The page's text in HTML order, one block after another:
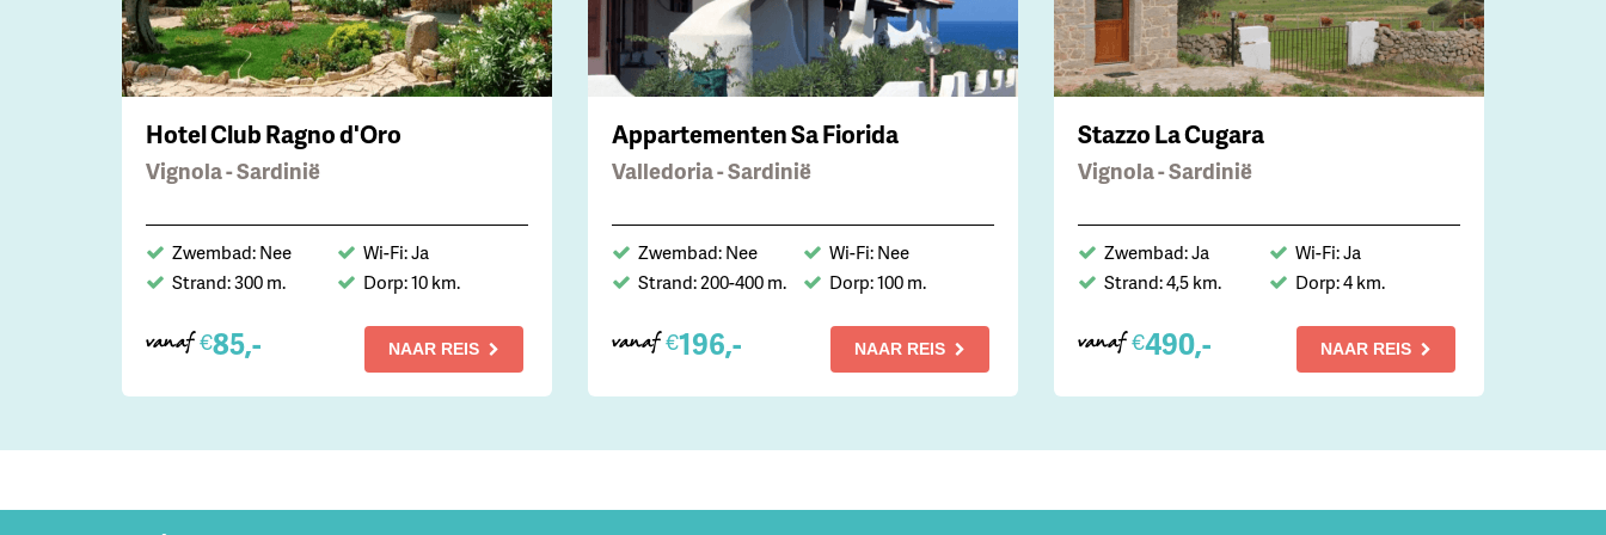
Hotel Club Ragno d'Oro
Vignola - Sardinië
Zwembad: Nee
Wi-Fi: Ja
Strand: 300 m.
Dorp: 10 km.
vanaf €85,- NAAR REIS
Appartementen Sa Fiorida
Valledoria - Sardinië
Zwembad: Nee
Wi-Fi: Nee
Strand: 200-400 m.
Dorp: 100 m.
vanaf €196,- NAAR REIS
Stazzo La Cugara
Vignola - Sardinië
Zwembad: Ja
Wi-Fi: Ja
Strand: 4,5 km.
Dorp: 4 km.
vanaf €490,- NAAR REIS